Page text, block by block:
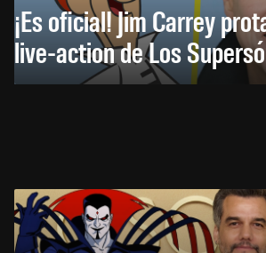
¡Es oficial! Jim Carrey
live-action de Los